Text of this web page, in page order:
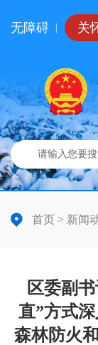
无障碍 关
首页 > 新闻
区委副
直”方式
森林防火